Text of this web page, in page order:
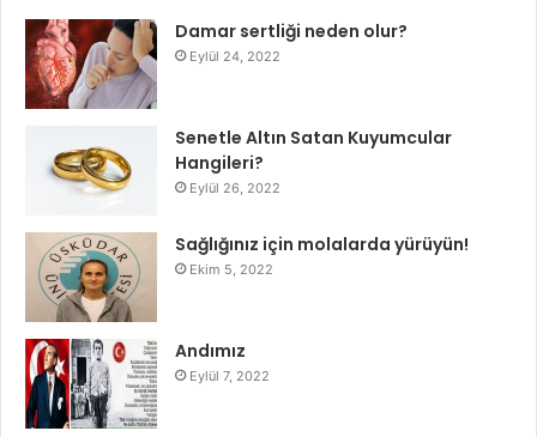
Damar sertliği neden olur?
Eylül 24, 2022
Senetle Altın Satan Kuyumcular
Hangileri?
Eylül 26, 2022
Sağlığınız için molalarda yürüyün!
Ekim 5, 2022
Andımız
Eylül 7, 2022